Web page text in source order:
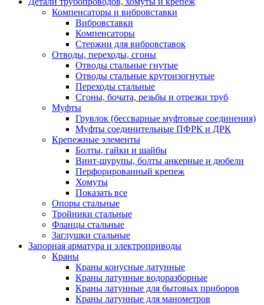
Компенсаторы и вибровставки
Вибровставки
Компенсаторы
Стержни для вибровставок
Отводы, переходы, сгоны
Отводы стальные гнутые
Отводы стальные крутоизогнутые
Переходы стальные
Сгоны, бочата, резьбы и отрезки труб
Муфты
Грувлок (бессварные муфтовые соединения)
Муфты соединительные ПФРК и ДРК
Крепежные элементы
Болты, гайки и шайбы
Винт-шурупы, болты анкерные и дюбели
Перфорированный крепеж
Хомуты
Показать все
Опоры стальные
Тройники стальные
Фланцы стальные
Заглушки стальные
Запорная арматура и электроприводы
Краны
Краны конусные латунные
Краны латунные водоразборные
Краны латунные для бытовых приборов
Краны латунные для манометров